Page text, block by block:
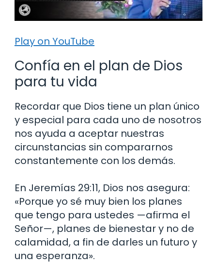
Play on YouTube
Confía en el plan de Dios
para tu vida
Recordar que Dios tiene un plan único
y especial para cada uno de nosotros
nos ayuda a aceptar nuestras
circunstancias sin compararnos
constantemente con los demás.
En Jeremías 29:11, Dios nos asegura:
«Porque yo sé muy bien los planes
que tengo para ustedes —afirma el
Señor—, planes de bienestar y no de
calamidad, a fin de darles un futuro y
una esperanza».